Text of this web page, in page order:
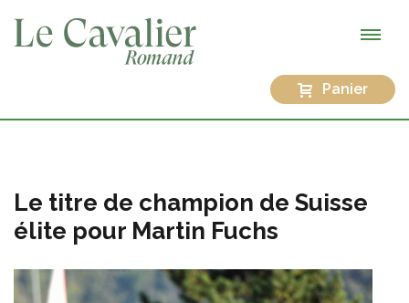
Panier
Le titre de champion de Suisse
élite pour Martin Fuchs